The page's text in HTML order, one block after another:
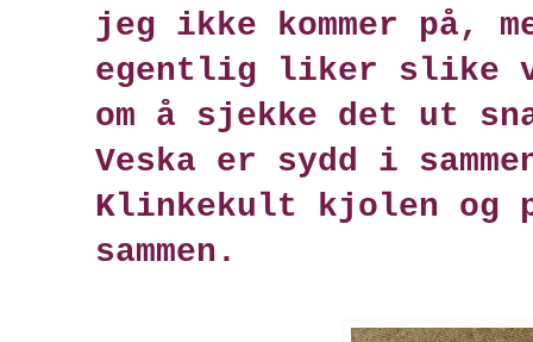
jeg ikke kommer på,
egentlig liker slike
om å sjekke det ut
Veska er sydd i
Klinkekult kjolen og
sammen.